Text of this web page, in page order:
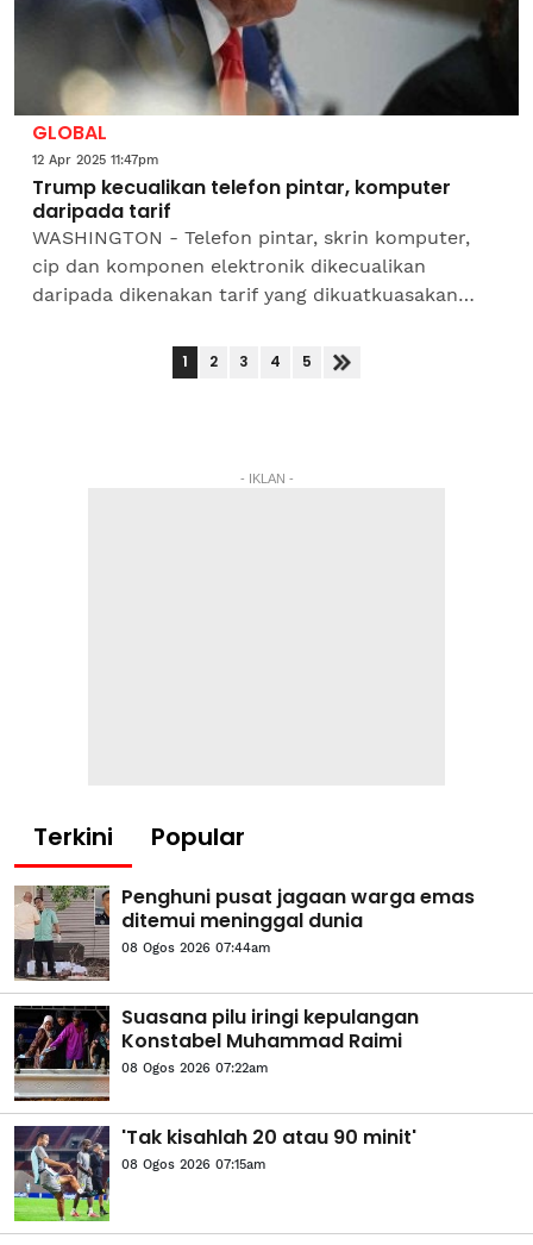
GLOBAL
12 Apr 2025 11:47pm
Trump kecualikan telefon pintar, komputer
daripada tarif
WASHINGTON - Telefon pintar, skrin komputer,
cip dan komponen elektronik dikecualikan
daripada dikenakan tarif yang dikuatkuasakan
terpakai kepada...
1 2 3 4 5
- IKLAN -
Terkini Popular
Penghuni pusat jagaan warga emas
ditemui meninggal dunia
08 Ogos 2026 07:44am
Suasana pilu iringi kepulangan
Konstabel Muhammad Raimi
08 Ogos 2026 07:22am
'Tak kisahlah 20 atau 90 minit'
08 Ogos 2026 07:15am